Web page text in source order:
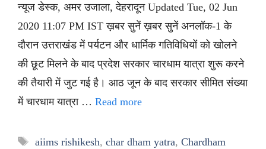
न्यूज डेस्क, अमर उजाला, देहरादून Updated Tue, 02 Jun
2020 11:07 PM IST ख़बर सुनें ख़बर सुनें अनलॉक-1 के
दौरान उत्तराखंड में पर्यटन और धार्मिक गतिविधियों को खोलने
की छूट मिलने के बाद प्रदेश सरकार चारधाम यात्रा शुरू करने
की तैयारी में जुट गई है। आठ जून के बाद सरकार सीमित संख्या
में चारधाम यात्रा … Read more
Tags
aiims rishikesh, char dham yatra, Chardham